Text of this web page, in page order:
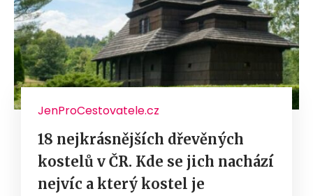
JenProCestovatele.cz
18 nejkrásnějších dřevěných
kostelů v ČR. Kde se jich nachází
nejvíc a který kostel je